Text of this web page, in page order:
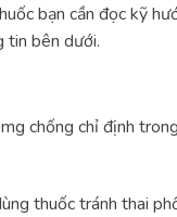
bạn cần đọc kỹ
tin bên dưới.
chống chỉ định
thuốc tránh thai